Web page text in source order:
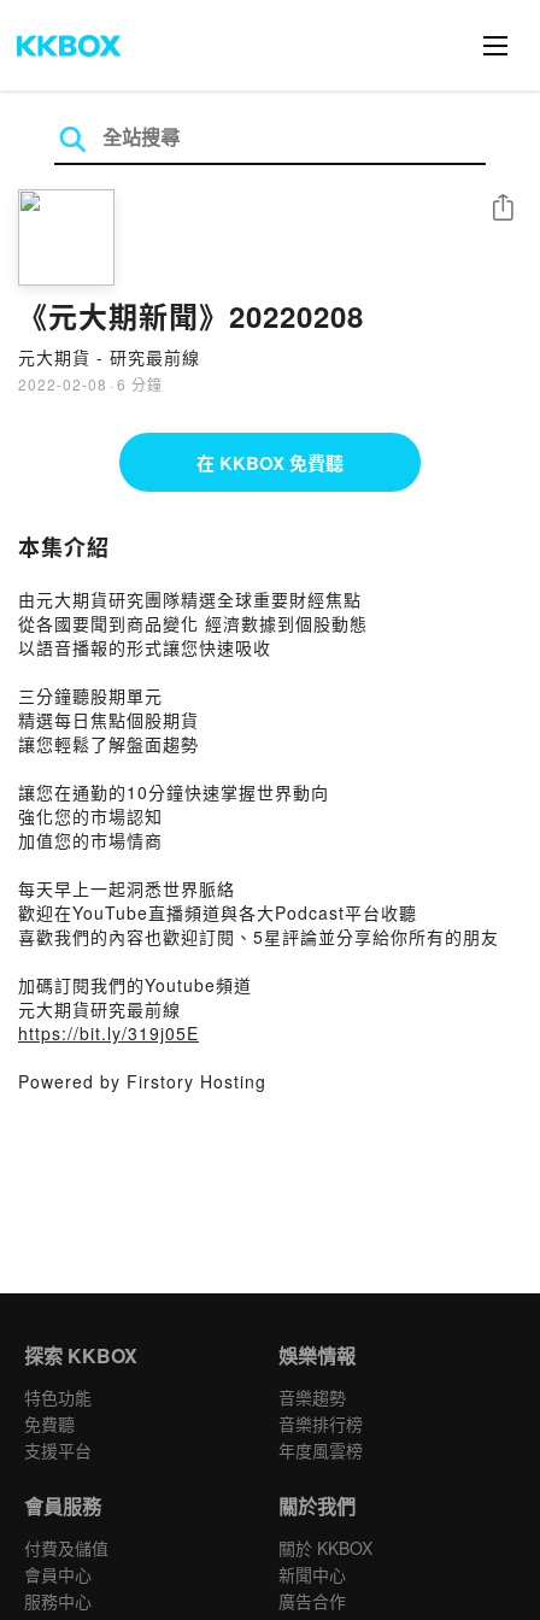
《元大期新聞》20220208
元大期貨 - 研究最前線
2022-02-08 · 6 分鐘
分享
在 KKBOX 免費聽
本集介紹
由元大期貨研究團隊精選全球重要財經焦點
從各國要聞到商品變化 經濟數據到個股動態
以語音播報的形式讓您快速吸收
三分鐘聽股期單元
精選每日焦點個股期貨
讓您輕鬆了解盤面趨勢
讓您在通勤的10分鐘快速掌握世界動向
強化您的市場認知
加值您的市場情商
每天早上一起洞悉世界脈絡
歡迎在YouTube直播頻道與各大Podcast平台收聽
喜歡我們的內容也歡迎訂閱、5星評論並分享給你所有的朋友
加碼訂閱我們的Youtube頻道
元大期貨研究最前線
https://bit.ly/319j05E
Powered by Firstory Hosting
探索 KKBOX
特色功能
免費聽
支援平台
娛樂情報
音樂趨勢
音樂排行榜
年度風雲榜
會員服務
付費及儲值
會員中心
服務中心
關於我們
關於 KKBOX
新聞中心
廣告合作